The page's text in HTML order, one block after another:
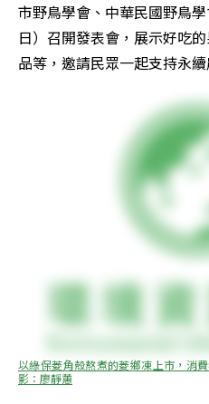
市野鳥學會、中華民國野鳥
日）召開發表會，展示好吃
品等，邀請民眾一起支持永續
以綠保菱角殼熬煮的菱鄉凍上市，消
影：廖靜蕙